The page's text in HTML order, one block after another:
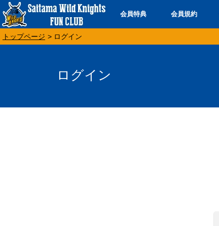
会員特典 会員規約
トップページ > ログイン
ログイン